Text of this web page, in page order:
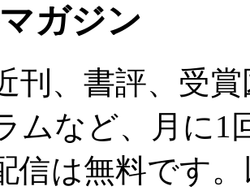
ガジン
刊、書評、受
ムなど、月に1
信は無料です